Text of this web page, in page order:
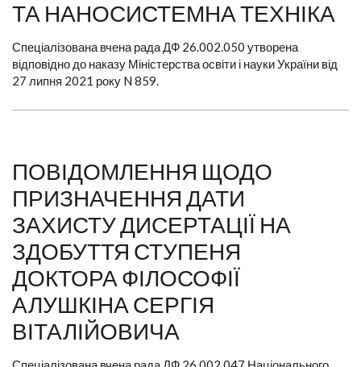
ТА НАНОСИСТЕМНА ТЕХНІКА
Спеціалізована вчена рада ДФ 26.002.050 утворена
відповідно до наказу Міністерства освіти і науки України від
27 липня 2021 року N 859.
ПОВІДОМЛЕННЯ ЩОДО
ПРИЗНАЧЕННЯ ДАТИ
ЗАХИСТУ ДИСЕРТАЦІЇ НА
ЗДОБУТТЯ СТУПЕНЯ
ДОКТОРА ФІЛОСОФІЇ
АЛУШКІНА СЕРГІЯ
ВІТАЛІЙОВИЧА